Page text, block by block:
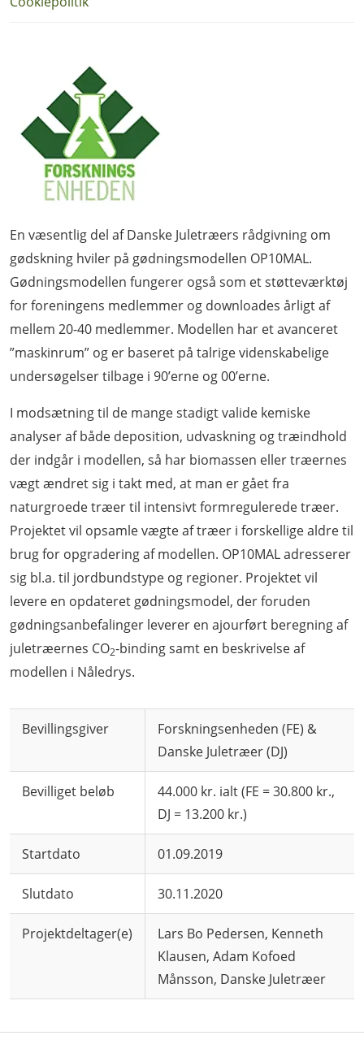
En væsentlig del af Danske Juletræers rådgivning om
gødskning hviler på gødningsmodellen OP10MAL.
Gødningsmodellen fungerer også som et støtteværktøj
for foreningens medlemmer og downloades årligt af
mellem 20-40 medlemmer. Modellen har et avanceret
”maskinrum” og er baseret på talrige videnskabelige
undersøgelser tilbage i 90’erne og 00’erne.
I modsætning til de mange stadigt valide kemiske
analyser af både deposition, udvaskning og træindhold
der indgår i modellen, så har biomassen eller træernes
vægt ændret sig i takt med, at man er gået fra
naturgroede træer til intensivt formregulerede træer.
Projektet vil opsamle vægte af træer i forskellige aldre til
brug for opgradering af modellen. OP10MAL adresserer
sig bl.a. til jordbundstype og regioner. Projektet vil
levere en opdateret gødningsmodel, der foruden
gødningsanbefalinger leverer en ajourført beregning af
juletræernes CO2-binding samt en beskrivelse af
modellen i Nåledrys.
Bevillingsgiver
Forskningsenheden (FE) &
Danske Juletræer (DJ)
Bevilliget beløb
44.000 kr. ialt (FE = 30.800 kr.,
DJ = 13.200 kr.)
Startdato 01.09.2019
Slutdato 30.11.2020
Projektdeltager(e)
Lars Bo Pedersen, Kenneth
Klausen, Adam Kofoed
Månsson, Danske Juletræer